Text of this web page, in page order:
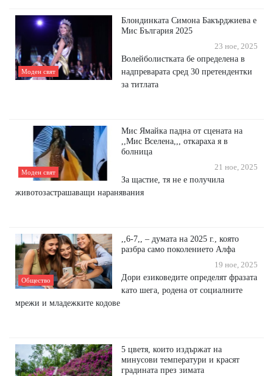
Моден свят
Блондинката Симона Бакърджиева е
Мис България 2025
23 ное, 2025
Волейболистката бе определена в
надпреварата сред 30 претендентки
за титлата
Моден свят
Мис Ямайка падна от сцената на
,,Мис Вселена,,, откараха я в
болница
21 ное, 2025
За щастие, тя не е получила
животозастрашаващи наранявания
Общество
,,6-7,, – думата на 2025 г., която
разбра само поколението Алфа
19 ное, 2025
Дори езиковедите определят фразата
като шега, родена от социалните
мрежи и младежките кодове
5 цветя, които издържат на
минусови температури и красят
градината през зимата